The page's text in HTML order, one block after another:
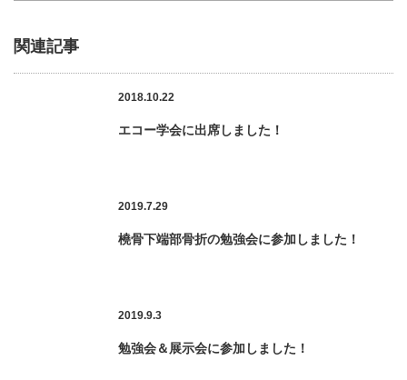
関連記事
2018.10.22
エコー学会に出席しました！
2019.7.29
橈骨下端部骨折の勉強会に参加しました！
2019.9.3
勉強会＆展示会に参加しました！